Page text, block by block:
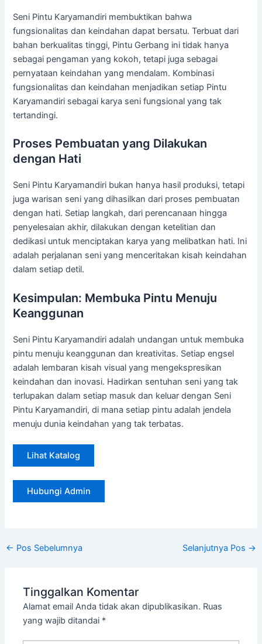
Seni Pintu Karyamandiri membuktikan bahwa
fungsionalitas dan keindahan dapat bersatu. Terbuat dari
bahan berkualitas tinggi, Pintu Gerbang ini tidak hanya
sebagai pengaman yang kokoh, tetapi juga sebagai
pernyataan keindahan yang mendalam. Kombinasi
fungsionalitas dan keindahan menjadikan setiap Pintu
Karyamandiri sebagai karya seni fungsional yang tak
tertandingi.
Proses Pembuatan yang Dilakukan
dengan Hati
Seni Pintu Karyamandiri bukan hanya hasil produksi, tetapi
juga warisan seni yang dihasilkan dari proses pembuatan
dengan hati. Setiap langkah, dari perencanaan hingga
penyelesaian akhir, dilakukan dengan ketelitian dan
dedikasi untuk menciptakan karya yang melibatkan hati. Ini
adalah perjalanan seni yang menceritakan kisah keindahan
dalam setiap detil.
Kesimpulan: Membuka Pintu Menuju
Keanggunan
Seni Pintu Karyamandiri adalah undangan untuk membuka
pintu menuju keanggunan dan kreativitas. Setiap engsel
adalah lembaran kisah visual yang mengekspresikan
keindahan dan inovasi. Hadirkan sentuhan seni yang tak
terlupakan dalam setiap masuk dan keluar dengan Seni
Pintu Karyamandiri, di mana setiap pintu adalah jendela
menuju dunia keindahan yang tak terbatas.
Lihat Katalog
Hubungi Admin
← Pos Sebelumnya Selanjutnya Pos →
Tinggalkan Komentar
Alamat email Anda tidak akan dipublikasikan. Ruas
yang wajib ditandai *